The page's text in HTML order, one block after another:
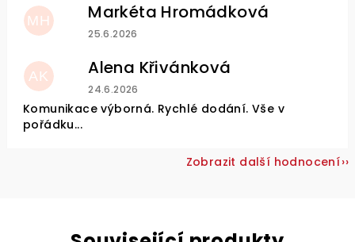
MH Markéta Hromádková
Hodnocení obchodu je 5 z 5 hvězdiček.
25.6.2026
AK Alena Křivánková
Hodnocení obchodu je 5 z 5 hvězdiček.
24.6.2026
Komunikace výborná. Rychlé dodání. Vše v
pořádku...
Zobrazit další hodnocení